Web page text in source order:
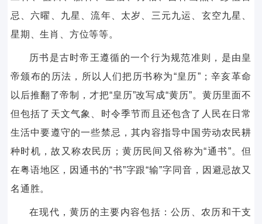
忌、六曜、九星、流年、太岁、三元九运、玄空九星、
星期、生肖、方位等等。
历书是古时帝王遵循的一个行为规范准则，是由皇
帝颁布的历法，所以人们把历书称为“皇历”；辛亥革命
以后推翻了帝制，才把“皇历”改写成“黄历”。黄历里面不
但包括了天文气象、时令季节而且还包含了人民在日常
生活中要遵守的一些禁忌，其内容指导中国劳动农民耕
种时机，故又称农民历；黄历民间又俗称为“通书”。但
在粤语地区，因通书的“书”字跟“输”字同音，因避忌故又
名通胜。
在现代，黄历的主要内容包括：公历、农历和干支